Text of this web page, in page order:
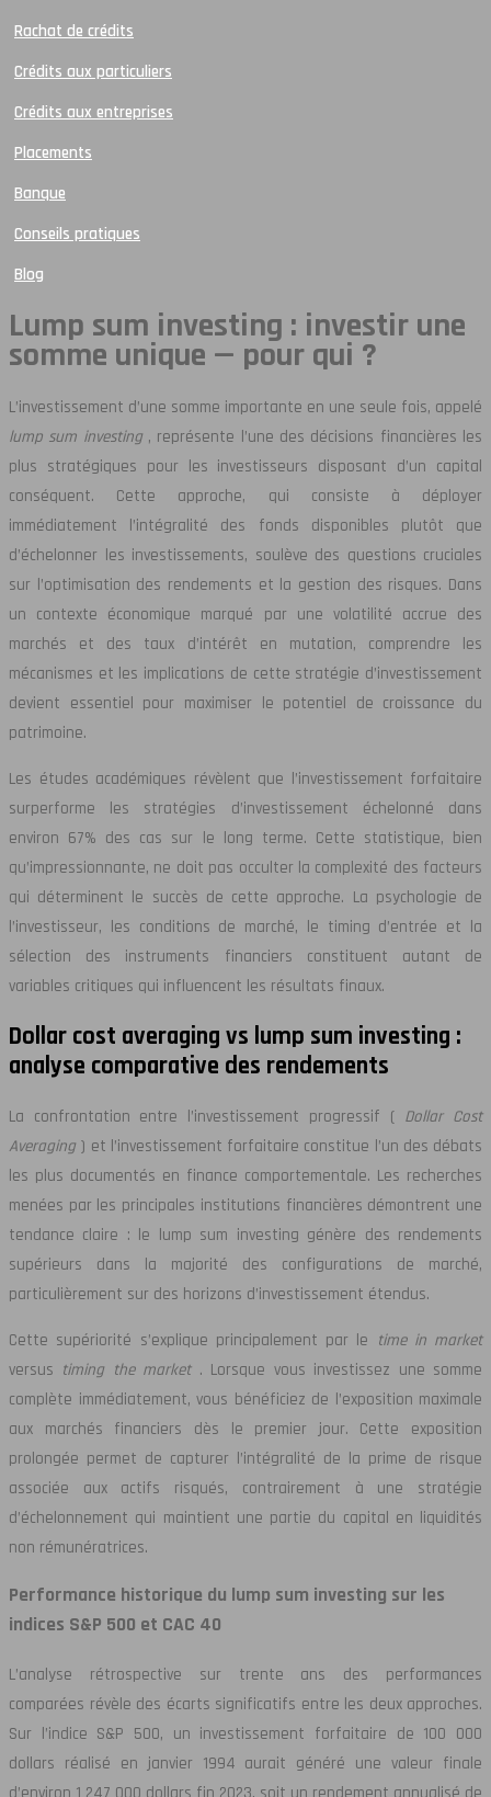
Rachat de crédits
Crédits aux particuliers
Crédits aux entreprises
Placements
Banque
Conseils pratiques
Blog
Lump sum investing : investir une
somme unique — pour qui ?
L’investissement d’une somme importante en une seule fois, appelé
lump sum investing , représente l’une des décisions financières les
plus stratégiques pour les investisseurs disposant d’un capital
conséquent. Cette approche, qui consiste à déployer
immédiatement l’intégralité des fonds disponibles plutôt que
d’échelonner les investissements, soulève des questions cruciales
sur l’optimisation des rendements et la gestion des risques. Dans
un contexte économique marqué par une volatilité accrue des
marchés et des taux d’intérêt en mutation, comprendre les
mécanismes et les implications de cette stratégie d’investissement
devient essentiel pour maximiser le potentiel de croissance du
patrimoine.
Les études académiques révèlent que l’investissement forfaitaire
surperforme les stratégies d’investissement échelonné dans
environ 67% des cas sur le long terme. Cette statistique, bien
qu’impressionnante, ne doit pas occulter la complexité des facteurs
qui déterminent le succès de cette approche. La psychologie de
l’investisseur, les conditions de marché, le timing d’entrée et la
sélection des instruments financiers constituent autant de
variables critiques qui influencent les résultats finaux.
Dollar cost averaging vs lump sum investing :
analyse comparative des rendements
La confrontation entre l’investissement progressif ( Dollar Cost
Averaging ) et l’investissement forfaitaire constitue l’un des débats
les plus documentés en finance comportementale. Les recherches
menées par les principales institutions financières démontrent une
tendance claire : le lump sum investing génère des rendements
supérieurs dans la majorité des configurations de marché,
particulièrement sur des horizons d’investissement étendus.
Cette supériorité s’explique principalement par le time in market
versus timing the market . Lorsque vous investissez une somme
complète immédiatement, vous bénéficiez de l’exposition maximale
aux marchés financiers dès le premier jour. Cette exposition
prolongée permet de capturer l’intégralité de la prime de risque
associée aux actifs risqués, contrairement à une stratégie
d’échelonnement qui maintient une partie du capital en liquidités
non rémunératrices.
Performance historique du lump sum investing sur les
indices S&P 500 et CAC 40
L’analyse rétrospective sur trente ans des performances
comparées révèle des écarts significatifs entre les deux approches.
Sur l’indice S&P 500, un investissement forfaitaire de 100 000
dollars réalisé en janvier 1994 aurait généré une valeur finale
d’environ 1 247 000 dollars fin 2023, soit un rendement annualisé de